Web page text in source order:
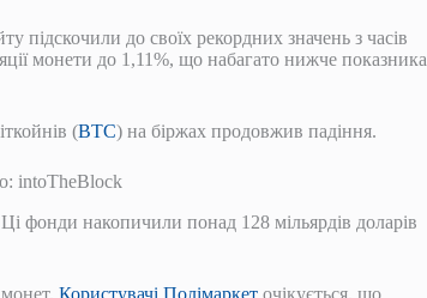
підскочили до своїх рекордних значень з часів
монети до 1,11%, що набагато нижче показника
(BTC) на біржах продовжив падіння.
intoTheBlock
фонди накопичили понад 128 мільярдів доларів